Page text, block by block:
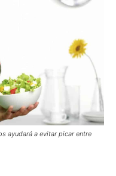
ayudará a evitar picar entre